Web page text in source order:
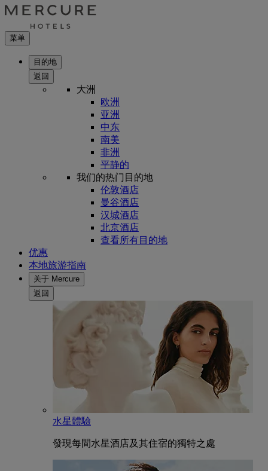
菜单
目的地
返回
大洲
欧洲
亚洲
中东
南美
非洲
平静的
我们的热门目的地
伦敦酒店
曼谷酒店
汉城酒店
北京酒店
查看所有目的地
优惠
本地旅游指南
关于 Mercure
返回
水星體驗
發現每間水星酒店及其住宿的獨特之處